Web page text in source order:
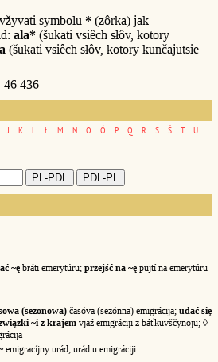
symbolu * (zôrka) jak
ala* (šukati vsiêch słôv, kotory
(šukati vsiêch słôv, kotory kunčajutsie
46 436
J K L Ł M N O Ó P Q R S Ś T
U
~ę bráti emerytúru; przejść na ~ę pujtí na emerytúru
(sezonowa) časóva (sezónna) emigrácija; udać się
~i z krajem vjaź emigráciji z báťkuvščynoju; ◊
emigracíjny urád; urád u emigráciji